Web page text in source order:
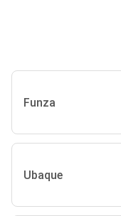
Funza
Ubaque